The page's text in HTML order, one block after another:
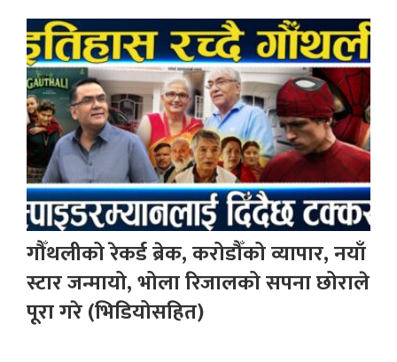
गौँथलीको रेकर्ड ब्रेक, करोडौँको व्यापार, नयाँ
स्टार जन्मायो, भोला रिजालको सपना छोराले
पूरा गरे (भिडियोसहित)